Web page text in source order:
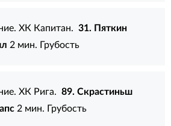
ХК Капитан.31. Пяткин
2 мин. Грубость
ХК Рига.89. Скрастиньш
2 мин. Грубость